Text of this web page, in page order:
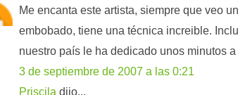
Me encanta este artista, siempre que veo
embobado, tiene una técnica increible.
nuestro país le ha dedicado unos minutos a
3 de septiembre de 2007 a las 0:21
Priscila dijo...